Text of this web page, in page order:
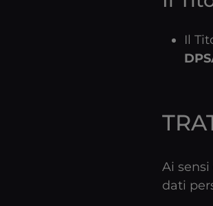
Il
Ai sensi
dati